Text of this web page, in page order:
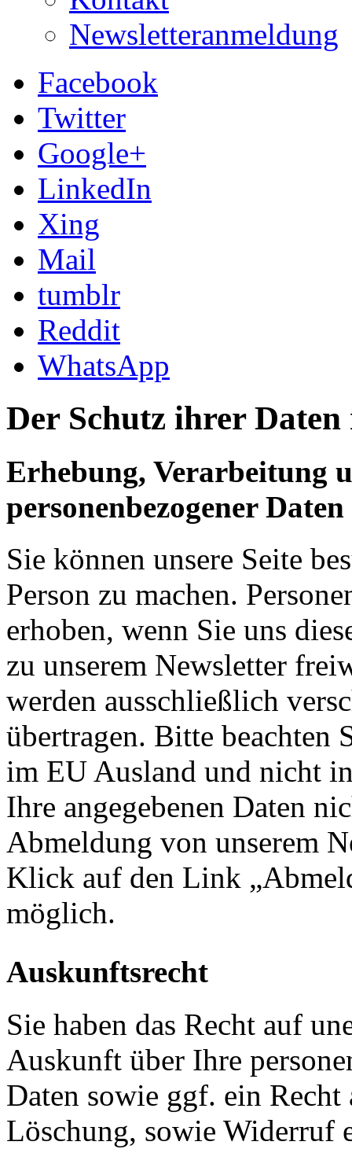
Newsletteranmeldung
Facebook
Twitter
Google+
LinkedIn
Xing
Mail
tumblr
Reddit
WhatsApp
Der Schutz ihrer Daten
Erhebung, Verarbeitung
personenbezogener Daten
Sie können unsere Seite
Person zu machen.
erhoben, wenn Sie uns
zu unserem Newsletter
werden ausschließlich
übertragen. Bitte beachten
im EU Ausland und nicht
Ihre angegebenen Daten
Abmeldung von unserem
Klick auf den Link
möglich.
Auskunftsrecht
Sie haben das Recht auf
Auskunft über Ihre
Daten sowie ggf. ein
Löschung, sowie